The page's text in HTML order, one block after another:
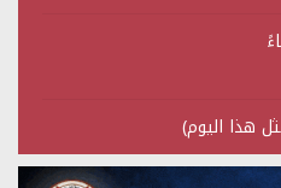
هذا اليوم)